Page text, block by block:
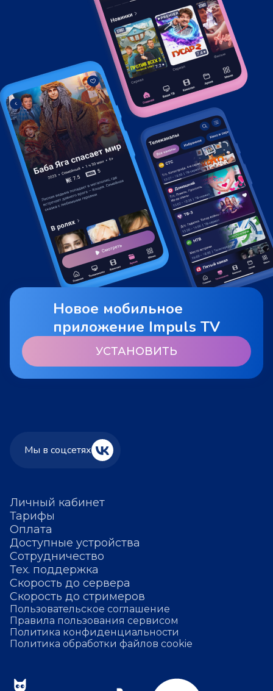
Новое мобильное
приложение Impuls TV
УСТАНОВИТЬ
Личный кабинет
Тарифы
Оплата
Доступные устройства
Сотрудничество
Тех. поддержка
Скорость до сервера
Скорость до стримеров
Пользовательское соглашение
Правила пользования сервисом
Политика конфиденциальности
Политика обработки файлов cookie
Мы в соцсетях